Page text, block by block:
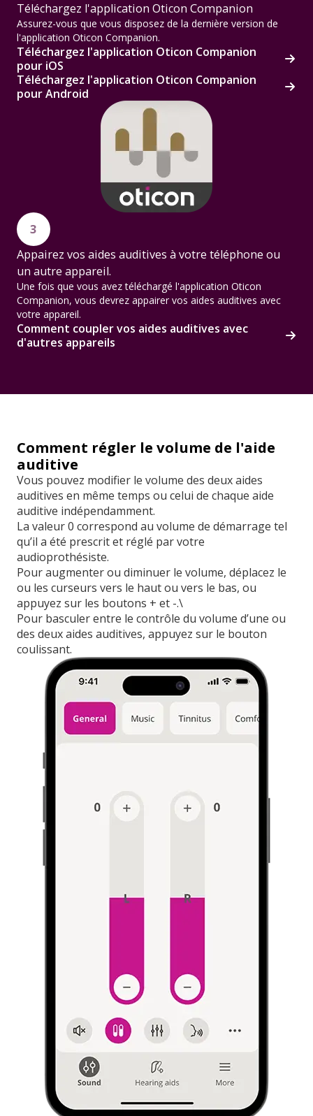
Téléchargez l'application Oticon Companion
Assurez-vous que vous disposez de la dernière version de
l'application Oticon Companion.
Téléchargez l'application Oticon Companion
pour iOS
Téléchargez l'application Oticon Companion
pour Android
3
Appairez vos aides auditives à votre téléphone ou
un autre appareil.
Une fois que vous avez téléchargé l'application Oticon
Companion, vous devrez appairer vos aides auditives avec
votre appareil.
Comment coupler vos aides auditives avec
d'autres appareils
Comment régler le volume de l'aide
auditive
Vous pouvez modifier le volume des deux aides
auditives en même temps ou celui de chaque aide
auditive indépendamment.
La valeur 0 correspond au volume de démarrage tel
qu’il a été prescrit et réglé par votre
audioprothésiste.
Pour augmenter ou diminuer le volume, déplacez le
ou les curseurs vers le haut ou vers le bas, ou
appuyez sur les boutons + et -.\
Pour basculer entre le contrôle du volume d’une ou
des deux aides auditives, appuyez sur le bouton
coulissant.